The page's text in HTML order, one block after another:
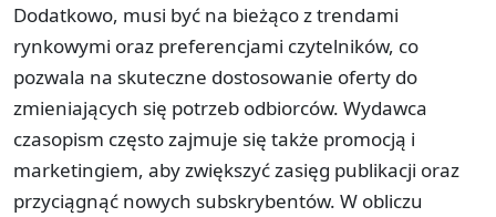
Dodatkowo, musi być na bieżąco z trendami
rynkowymi oraz preferencjami czytelników, co
pozwala na skuteczne dostosowanie oferty do
zmieniających się potrzeb odbiorców. Wydawca
czasopism często zajmuje się także promocją i
marketingiem, aby zwiększyć zasięg publikacji oraz
przyciągnąć nowych subskrybentów. W obliczu